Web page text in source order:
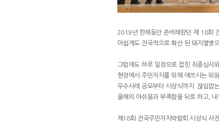
2019년 한해동안 준비해왔던 제 18회
아쉽게도 전국적으로 확산 된 돼지열병
그럼에도 하루 일정으로 잡힌 최종심사
현장에서 주민자치를 위해 애쓰시는 위
우수사례 공모부터 시상식까지 끊임없
올해의 아쉬움과 부족함을 뒤로 하고,
제18회 전국주민자치박람회 시상식 사